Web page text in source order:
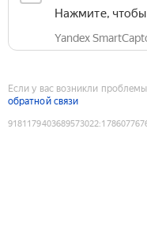
Нажмите,
Yandex
Если у вас возникли
обратной связи
9181179403689573022: